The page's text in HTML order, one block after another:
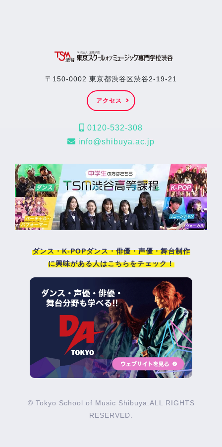
〒150-0002 東京都渋谷区渋谷2-19-21
アクセス
0120-532-308
info@shibuya.ac.jp
ダンス・K-POPダンス・俳優・声優・舞台制作
に興味がある人はこちらをチェック！
© Tokyo School of Music Shibuya.ALL RIGHTS
RESERVED.